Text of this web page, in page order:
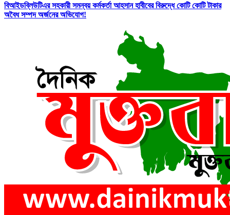
বিআইডব্লিউটিএর সহকারী সমন্বয় কর্মকর্তা আহসান হাবীবের বিরুদ্ধে কোটি কোটি টাকার
অবৈধ সম্পদ অর্জনের অভিযোগ!